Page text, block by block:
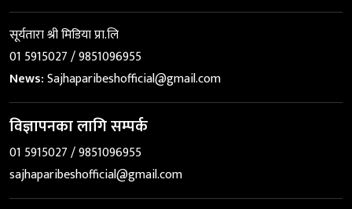
सूर्यतारा श्री मिडिया प्रा.लि
01 5915027 / 9851096955
News:Sajhaparibeshofficial@gmail.com
विज्ञापनका लागि सम्पर्क
01 5915027 / 9851096955
sajhaparibeshofficial@gmail.com